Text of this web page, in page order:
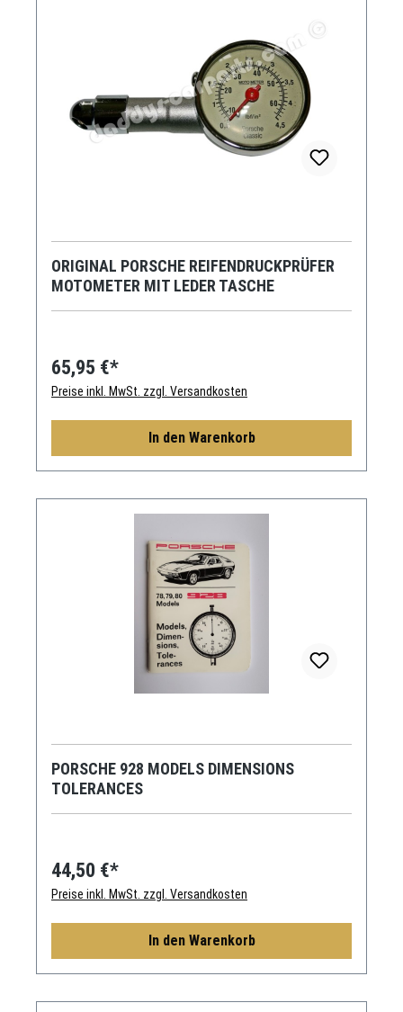
ORIGINAL PORSCHE REIFENDRUCKPRÜFER
MOTOMETER MIT LEDER TASCHE
65,95 €*
Preise inkl. MwSt. zzgl. Versandkosten
In den Warenkorb
PORSCHE 928 MODELS DIMENSIONS
TOLERANCES
44,50 €*
Preise inkl. MwSt. zzgl. Versandkosten
In den Warenkorb